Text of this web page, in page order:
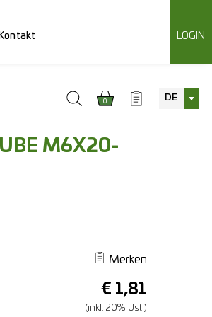
Kontakt LOGIN
0 DE
M6X20-
Merken
€ 1,81
(inkl. 20% Ust.)